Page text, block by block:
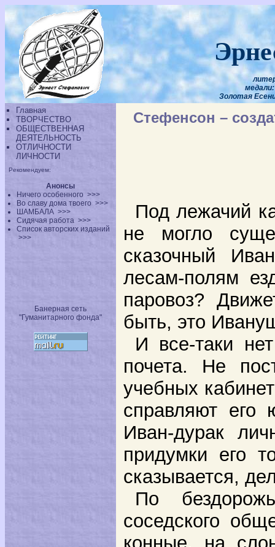
Золотая
Главная
ТВОРЧЕСТВО
ОБЩЕСТВЕННАЯ
ДЕЯТЕЛЬНОСТЬ
ОТЛИЧНОСТИ
ЛИЧНОСТИ
Рекомендуем:
Анонсы
Ничего особенного >>>
Во славу дома твоего >>>
ШАМБАЛА >>>
Сидячая работа >>>
Список авторских изданий
>>>
Банерная сеть
"Гуманитарного фонда"
Стефенсон –
Под лежачий
не могло
сказочный
лесам-полям
паровоз?
быть, это
И все-таки
почета. Не
учебных
справляют
Иван-дурак
придумки его
сказывается,
По
соседского